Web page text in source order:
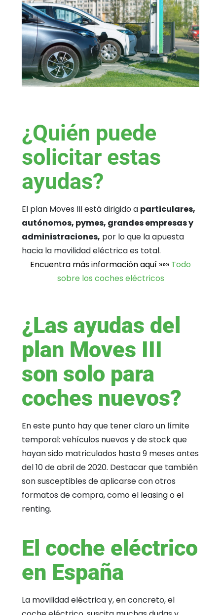
¿Quién puede
solicitar estas
ayudas?
El plan Moves III está dirigido a particulares,
autónomos, pymes, grandes empresas y
administraciones, por lo que la apuesta
hacia la movilidad eléctrica es total.
Encuentra más información aquí »»» Todo
sobre los coches eléctricos
¿Las ayudas del
plan Moves III
son solo para
coches nuevos?
En este punto hay que tener claro un límite
temporal: vehículos nuevos y de stock que
hayan sido matriculados hasta 9 meses antes
del 10 de abril de 2020. Destacar que también
son susceptibles de aplicarse con otros
formatos de compra, como el leasing o el
renting.
El coche eléctrico
en España
La movilidad eléctrica y, en concreto, el